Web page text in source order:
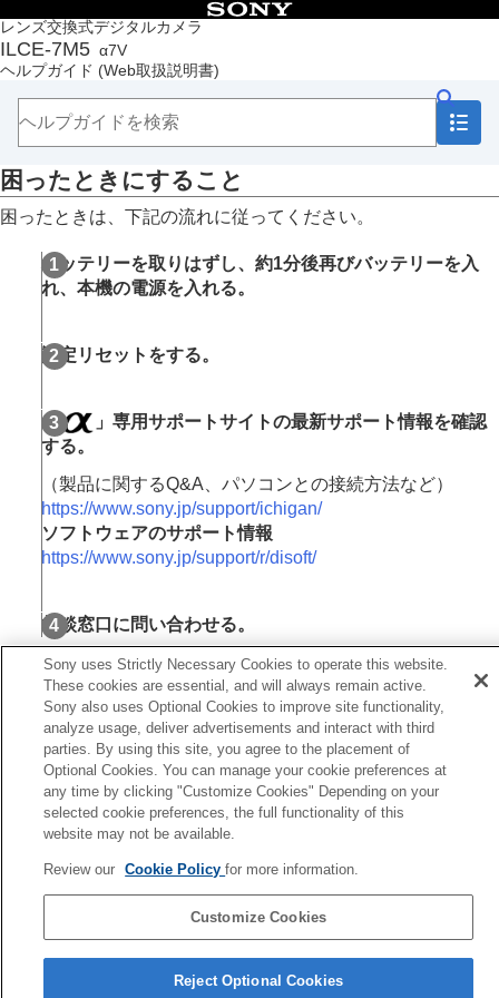
レンズ交換式デジタルカメラ
ILCE-7M5 α7V
ヘルプガイド (Web取扱説明書)
目次
トップページ
ヘルプガイドの使いかた
本体と付属品を確認する
本機の基本操作
準備/基本的な撮影
MENU一覧から機能を探す
カメラをカスタマイズする
再生する
スマートフォンでできること
パソコンでできること
故障かな？と思ったら
困ったときにすること
警告表示
困ったときにすること
困ったときは、下記の流れに従ってください。
バッテリーを取りはずし、約1分後再びバッテリーを入
れ、本機の電源を入れる。
設定リセットをする。
「
」専用サポートサイトの最新サポート情報を確認
する。
（製品に関するQ&A、パソコンとの接続方法など）
https://www.sony.jp/support/ichigan/
ソフトウェアのサポート情報
https://www.sony.jp/support/r/disoft/
相談窓口に問い合わせる。
関連項目
設定リセット
センスについて
言語選択ページへ
Sony uses Strictly Necessary Cookies to operate this website.
These cookies are essential, and will always remain active.
Sony also uses Optional Cookies to improve site functionality,
analyze usage, deliver advertisements and interact with third
parties. By using this site, you agree to the placement of
Optional Cookies. You can manage your cookie preferences at
any time by clicking "Customize Cookies" Depending on your
selected cookie preferences, the full functionality of this
website may not be available.
Review our Cookie Policyfor more information.
Customize Cookies
Reject Optional Cookies